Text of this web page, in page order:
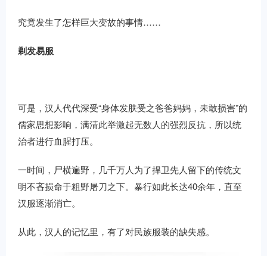
究竟发生了怎样巨大变故的事情……
剃发易服
可是，汉人代代深受“身体发肤受之爸爸妈妈，未敢损害”的
儒家思想影响，满清此举激起无数人的强烈反抗，所以统
治者进行血腥打压。
一时间，尸横遍野，几千万人为了捍卫先人留下的传统文
明不吝损命于粗野屠刀之下。暴行如此长达40余年，直至
汉服逐渐消亡。
从此，汉人的记忆里，有了对民族服装的缺失感。